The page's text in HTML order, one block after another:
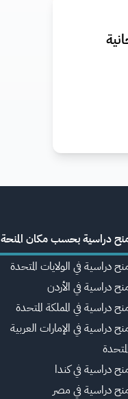
دراسية بحسب مكان المنحة
دراسية في الولايات المتحدة
دراسية في الأردن
دراسية في المملكة المتحدة
دراسية في الإمارات العربية
دراسية في كندا
دراسية في مصر